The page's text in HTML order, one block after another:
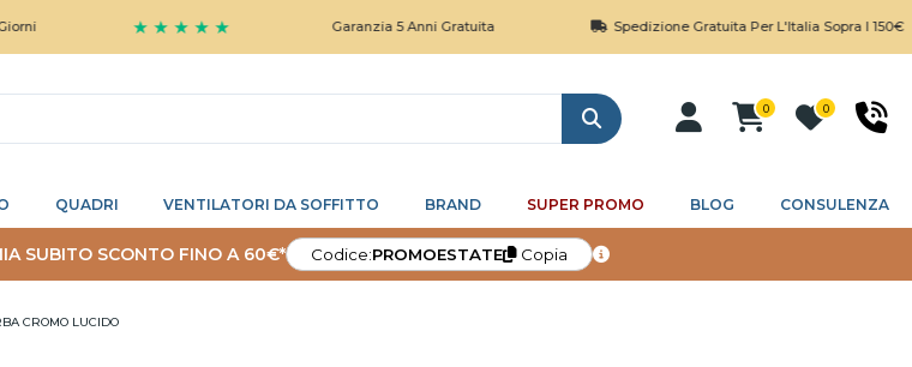
★ ★ ★ ★ ★ Garanzia 5 Anni Gratuita Spedizione Gratuita Per L'Italia Sopra I 150€
Cerca
0 0
QUADRI VENTILATORI DA SOFFITTO BRAND SUPER PROMO BLOG CONSULENZA
SUBITO SCONTO FINO A 60€* Codice:PROMOESTATE Copia
CROMO LUCIDO